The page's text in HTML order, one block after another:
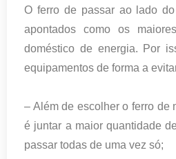
O ferro de passar ao lado
apontados como os
doméstico de energia. Por
equipamentos de forma a
– Além de escolher o ferro de
é juntar a maior quantidade
passar todas de uma vez só;